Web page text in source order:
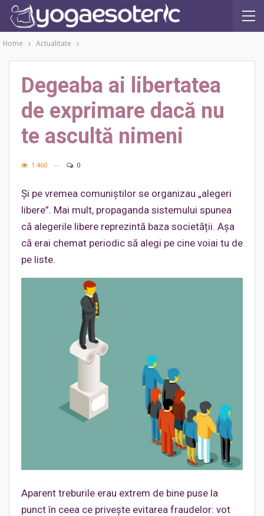
Home Actualitate
Degeaba ai libertatea
de exprimare dacă nu
te ascultă nimeni
1.460 0
Și pe vremea comuniștilor se organizau „alegeri
libere”. Mai mult, propaganda sistemului spunea
că alegerile libere reprezintă baza societății. Așa
că erai chemat periodic să alegi pe cine voiai tu de
pe liste.
Aparent treburile erau extrem de bine puse la
punct în ceea ce privește evitarea fraudelor: vot